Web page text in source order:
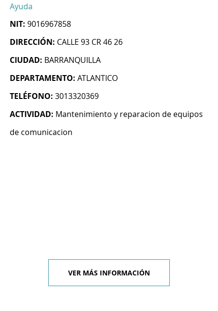
Ayuda
NIT: 9016967858
DIRECCIÓN: CALLE 93 CR 46 26
CIUDAD: BARRANQUILLA
DEPARTAMENTO: ATLANTICO
TELÉFONO: 3013320369
ACTIVIDAD: Mantenimiento y reparacion de equipos
de comunicacion
VER MÁS INFORMACIÓN